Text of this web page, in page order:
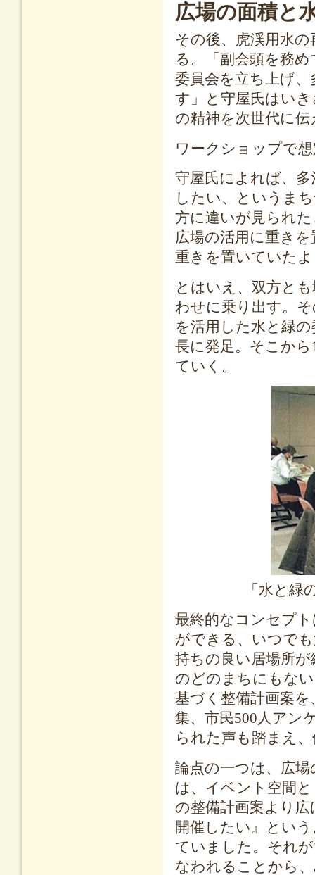
広場の面積と
その後、虎渓用水
る。「副会頭を務
委員会を立ち上げ
す」と守屋氏はい
の精神を次世代に
ワークショップで
守屋氏によれば、
したい、というま
方に違いが見られ
広場の活用に重き
重きを置いていた
とはいえ、双方と
わせに乗り出す。
を活用した水と緑
長に発足。そこか
ていく。
「水と緑
最終的なコンセプ
ができる、いつで
持ちの良い居場所
のどのまちにもな
基づく整備計画案を
集、市民500人アン
られた声も踏まえ
論点の一つは、広
は、イベント空間
の整備計画案より
開催したい』とい
ていました。それ
なわれることから